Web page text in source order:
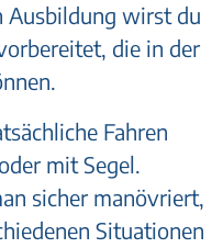
Ausbildung wirst du
die in der
Fahren
mit Segel.
sicher manövriert,
Situationen